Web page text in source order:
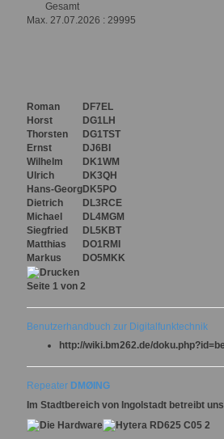
Gesamt
Max. 27.07.2026 : 29995
Roman
DF7EL
Horst
DG1LH
Thorsten
DG1TST
Ernst
DJ6BI
Wilhelm
DK1WM
Ulrich
DK3QH
Hans-GeorgDK5PO
Dietrich
DL3RCE
Michael
DL4MGM
Siegfried
DL5KBT
Matthias
DO1RMI
Markus
DO5MKK
Seite 1 von 2
Benutzerhandbuch zur Digitalfunktechnik
http://wiki.bm262.de/
Repeater DMØING
Im Stadtbereich von Ingolstadt betreibt